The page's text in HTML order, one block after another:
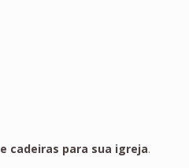
cadeiras para sua igreja.